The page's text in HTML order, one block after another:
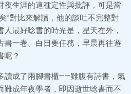
夜生涯的這種定性與批評，可是當
”對比來解讀，他的談吐不完整對
最好唸書的時光是，星天在外，
書一卷。白日要任務，早晨再往遊
呢？
讀成了兩腳書櫃——雖腹有詩書，氣
難成年夜學者，即因逝世唸書而不